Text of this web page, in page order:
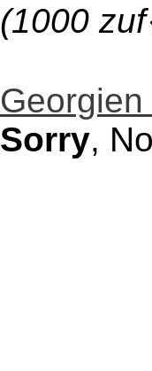
(1000
Sorry,